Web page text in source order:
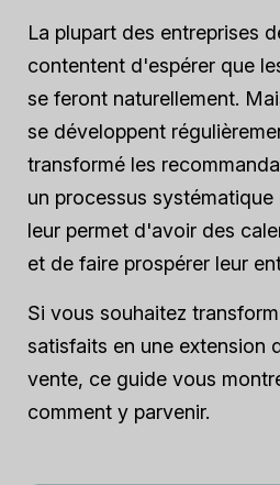
La plupart des entreprises
contentent d'espérer que
se feront naturellement.
se développent
transformé les
un processus
leur permet d'avoir des
et de faire prospérer leur
Si vous souhaitez
satisfaits en une extension
vente, ce guide vous
comment y parvenir.